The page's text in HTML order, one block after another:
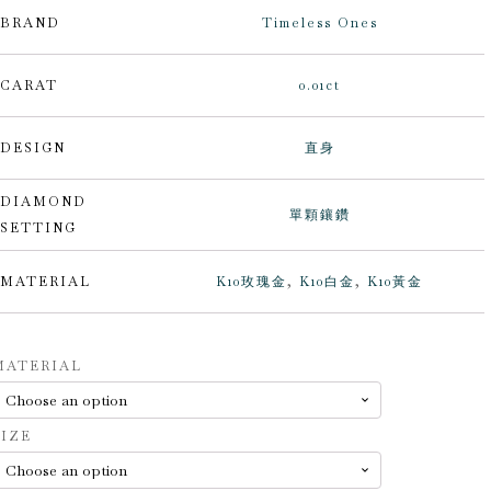
BRAND Timeless Ones
CARAT 0.01ct
DESIGN 直身
DIAMOND
SETTING
單顆鑲鑽
MATERIAL K10玫瑰金, K10白金, K10黃金